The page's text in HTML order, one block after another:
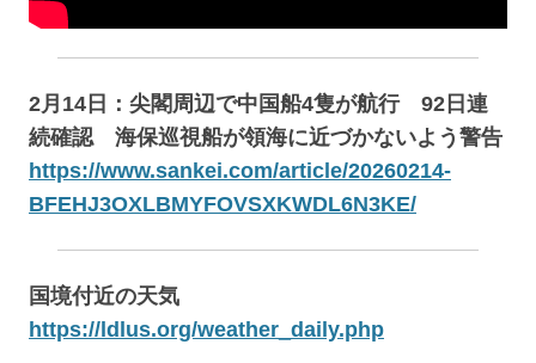
2月14日：尖閣周辺で中国船4隻が航行 92日連
続確認 海保巡視船が領海に近づかないよう警告
https://www.sankei.com/article/20260214-
BFEHJ3OXLBMYFOVSXKWDL6N3KE/
国境付近の天気
https://ldlus.org/weather_daily.php